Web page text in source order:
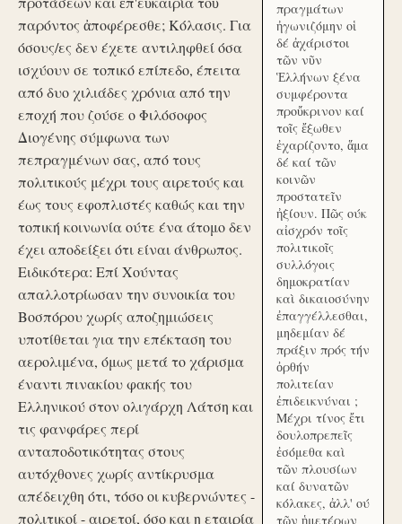
παρόντος ἀποφέρεσθε; Κόλασις. Για
όσους/ες δεν έχετε αντιληφθεί όσα
ισχύουν σε τοπικό επίπεδο, έπειτα
από δυο χιλιάδες χρόνια από την
εποχή που ζούσε ο Φιλόσοφος
Διογένης σύμφωνα των
πεπραγμένων σας, από τους
πολιτικούς μέχρι τους αιρετούς και
έως τους εφοπλιστές καθώς και την
τοπική κοινωνία ούτε ένα άτομο δεν
έχει αποδείξει ότι είναι άνθρωπος.
Ειδικότερα: Επί Χούντας
απαλλοτρίωσαν την συνοικία του
Βοσπόρου χωρίς αποζημιώσεις
υποτίθεται για την επέκταση του
αερολιμένα, όμως μετά το χάρισμα
έναντι πινακίου φακής του
Ελληνικού στον ολιγάρχη Λάτση και
τις φανφάρες περί
ανταποδοτικότητας στους
αυτόχθονες χωρίς αντίκρυσμα
απέδειχθη ότι, τόσο οι κυβερνώντες -
πολιτικοί - αιρετοί, όσο και η εταιρία
πραγμάτων
ἠγωνιζόμην οἱ
δέ ἀχάριστοι
τῶν νῦν
Ἑλλήνων ξένα
συμφέροντα
προὔκρινον καί
τοῖς ἔξωθεν
ἐχαρίζοντο, ἅμα
δέ καί τῶν
κοινῶν
προστατεῖν
ἠξίουν. Πῶς ούκ
αἰσχρόν τοῖς
πολιτικοῖς
συλλόγοις
δημοκρατίαν
καὶ δικαιοσύνην
ἐπαγγέλλεσθαι,
μηδεμίαν δέ
πράξιν πρός τήν
ὀρθήν
πολιτείαν
ἐπιδεικνύναι ;
Μέχρι τίνος ἔτι
δουλοπρεπεῖς
ἐσόμεθα καὶ
τῶν πλουσίων
καί δυνατῶν
κόλακες, ἀλλ' ού
τῶν ἡμετέρων